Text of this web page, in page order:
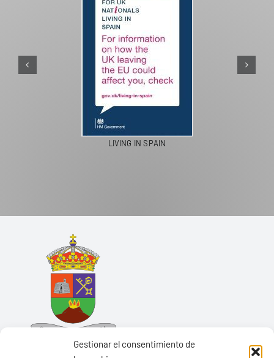
Gestionar el consentimiento de
LIVING IN SPAIN